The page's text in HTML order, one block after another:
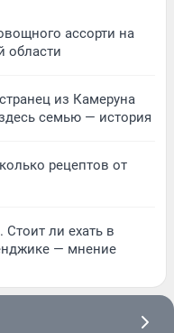
ассорти на
области
из Камеруна
семью — история
рецептов от
Стоит ли ехать в
— мнение